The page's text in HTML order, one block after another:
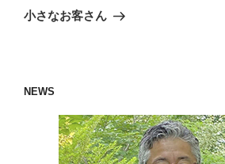
ゲ
ン
稿
の
小さなお客さん
NEWS